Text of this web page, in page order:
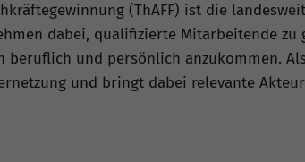
(ThAFF) ist die
dabei, qualifizierte Mitarbeitende
beruflich und persönlich anzukommen.
und bringt dabei relevante